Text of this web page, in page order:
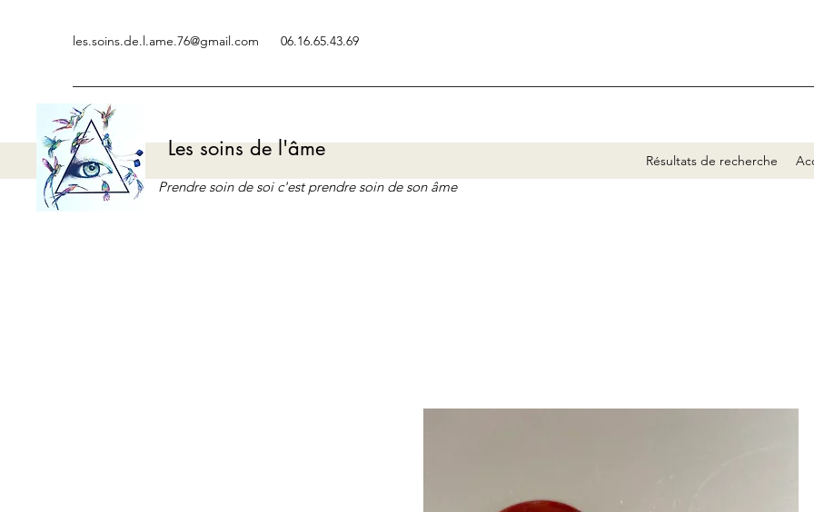
les.soins.de.l.ame.76@gmail.com 06.16.65.43.69
Les soins de l'âme Résultats de recherche
Prendre soin de soi c'est prendre soin de son âme